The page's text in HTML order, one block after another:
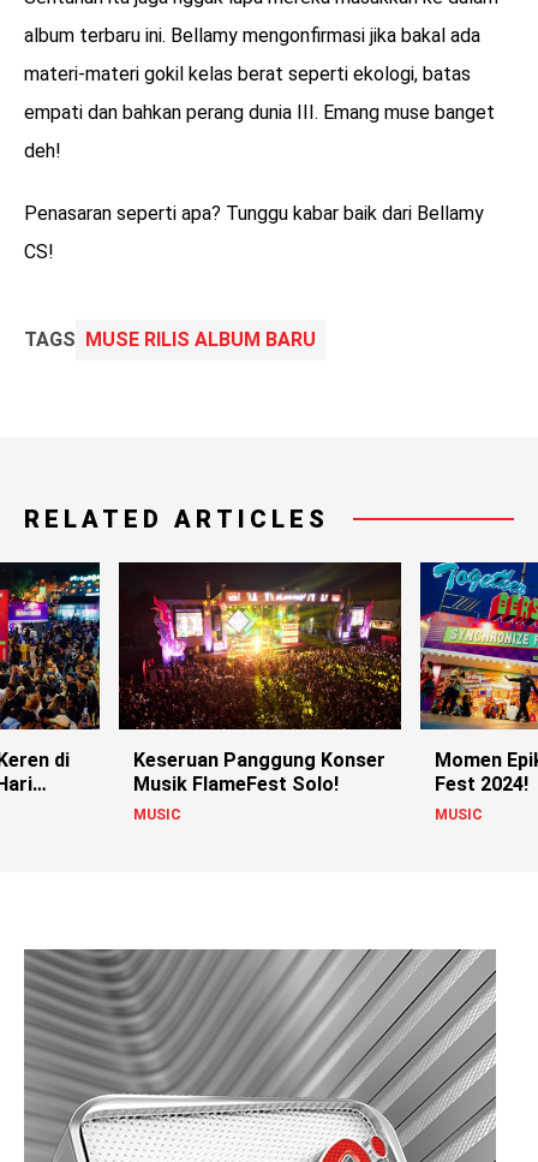
album terbaru ini. Bellamy mengonfirmasi jika bakal ada
materi-materi gokil kelas berat seperti ekologi, batas
empati dan bahkan perang dunia III. Emang muse banget
deh!
Penasaran seperti apa? Tunggu kabar baik dari Bellamy
CS!
TAGS MUSE RILIS ALBUM BARU
RELATED ARTICLES
di
Keseruan Panggung Konser
Musik FlameFest Solo!
MUSIC
Momen
Fest 2024!
MUSIC